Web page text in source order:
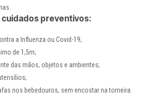
cuidados preventivos:
a Influenza ou Covid-19;
de 1,5m;
das mãos, objetos e ambientes;
nos bebedouros, sem encostar na torneira.